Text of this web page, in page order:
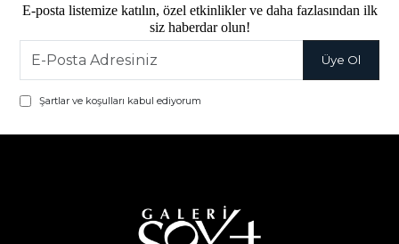
E-posta listemize katılın, özel etkinlikler ve daha fazlasından ilk
siz haberdar olun!
Şartlar ve koşulları kabul ediyorum